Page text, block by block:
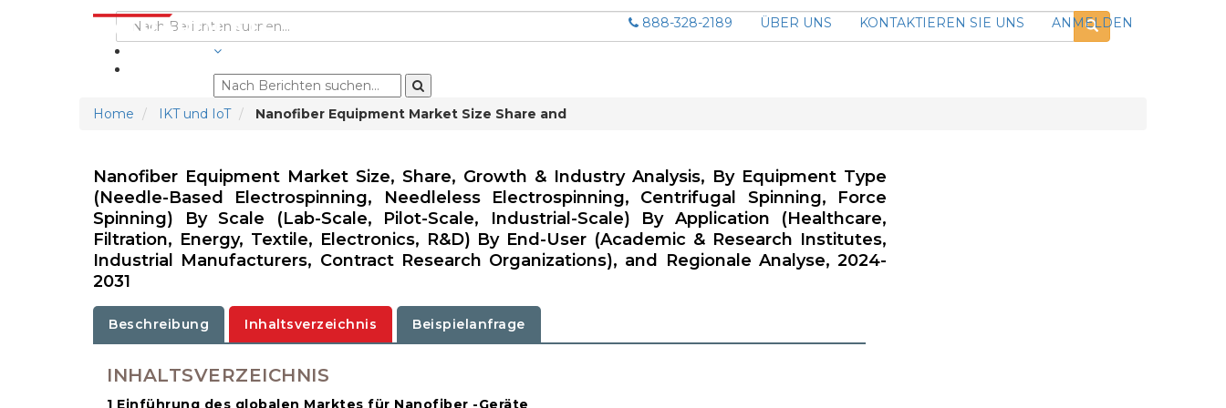
888-328-2189 ÜBER UNS KONTAKTIEREN SIE UNS
ANMELDEN
Home IKT und IoT Nanofiber Equipment Market Size Share and
Nanofiber Equipment Market Size, Share, Growth & Industry Analysis, By Equipment Type
(Needle-Based Electrospinning, Needleless Electrospinning, Centrifugal Spinning, Force
Spinning) By Scale (Lab-Scale, Pilot-Scale, Industrial-Scale) By Application (Healthcare,
Filtration, Energy, Textile, Electronics, R&D) By End-User (Academic & Research Institutes,
Industrial Manufacturers, Contract Research Organizations), and Regionale Analyse, 2024-
2031
Beschreibung Inhaltsverzeichnis Beispielanfrage
INHALTSVERZEICHNIS
1 Einführung des globalen Marktes für Nanofiber -Geräte